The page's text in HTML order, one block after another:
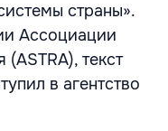
страны».
Ассоциации
текст
в агентство